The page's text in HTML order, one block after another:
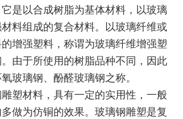
是以合成树脂为基体材料，以玻璃
料组成的复合材料。以玻璃纤维或
增强塑料，称谓为玻璃纤维增强塑
由于所使用的树脂品种不同，因此
玻璃钢、酚醛玻璃钢之称。
塑材料，具有一定的实用性，一般
做为仿铜的效果。玻璃钢雕塑是复